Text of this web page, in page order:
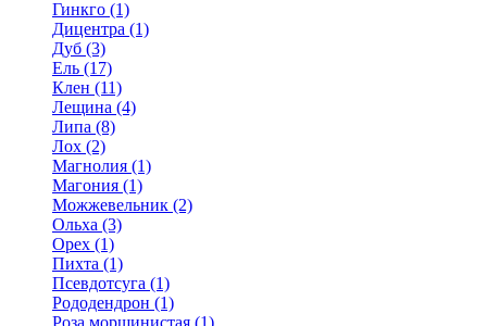
Гинкго (1)
Дицентра (1)
Дуб (3)
Ель (17)
Клен (11)
Лещина (4)
Липа (8)
Лох (2)
Магнолия (1)
Магония (1)
Можжевельник (2)
Ольха (3)
Орех (1)
Пихта (1)
Псевдотсуга (1)
Рододендрон (1)
Роза морщинистая (1)